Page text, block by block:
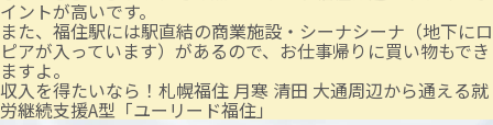
イントが高いです。
また、福住駅には駅直結の商業施設・シーナシーナ（地下にロ
ピアが入っています）があるので、お仕事帰りに買い物もでき
ますよ。
収入を得たいなら！札幌福住 月寒 清田 大通周辺から通える就
労継続支援A型「ユーリード福住」